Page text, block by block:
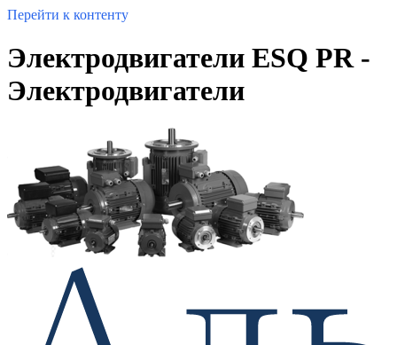
Перейти к контенту
Электродвигатели ESQ PR -
Электродвигатели